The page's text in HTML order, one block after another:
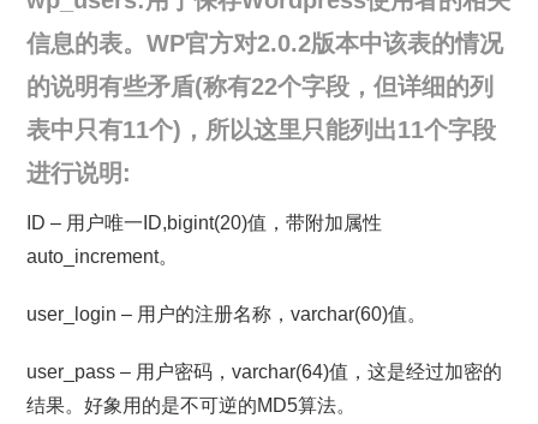
信息的表。WP官方对2.0.2版本中该表的情况
的说明有些矛盾(称有22个字段，但详细的列
表中只有11个)，所以这里只能列出11个字段
进行说明:
ID – 用户唯一ID,bigint(20)值，带附加属性
auto_increment。
user_login – 用户的注册名称，varchar(60)值。
user_pass – 用户密码，varchar(64)值，这是经过加密的
结果。好象用的是不可逆的MD5算法。